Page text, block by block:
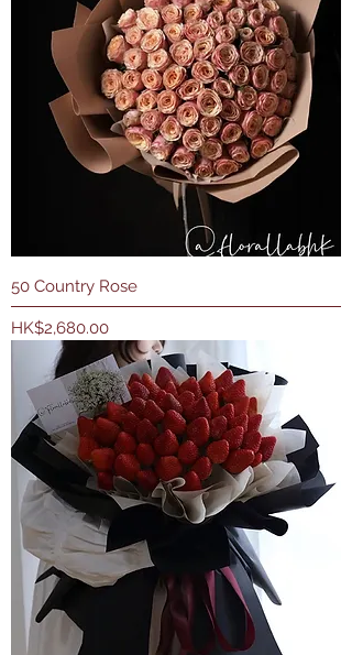
50 Country Rose
價格
HK$2,680.00